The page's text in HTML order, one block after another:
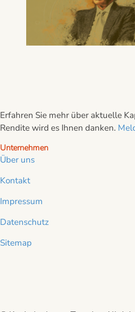
Erfahren Sie mehr über aktuelle
Rendite wird es Ihnen danken.
Unternehmen
Über uns
Kontakt
Impressum
Datenschutz
Sitemap